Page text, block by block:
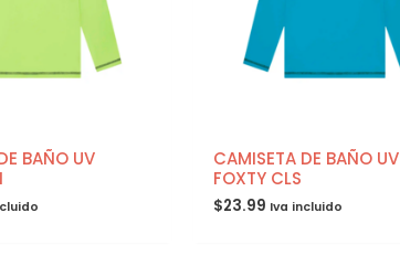
BAÑO UV
CAMISETA DE BAÑO UV
FOXTY CLS
$23.99 Iva incluido